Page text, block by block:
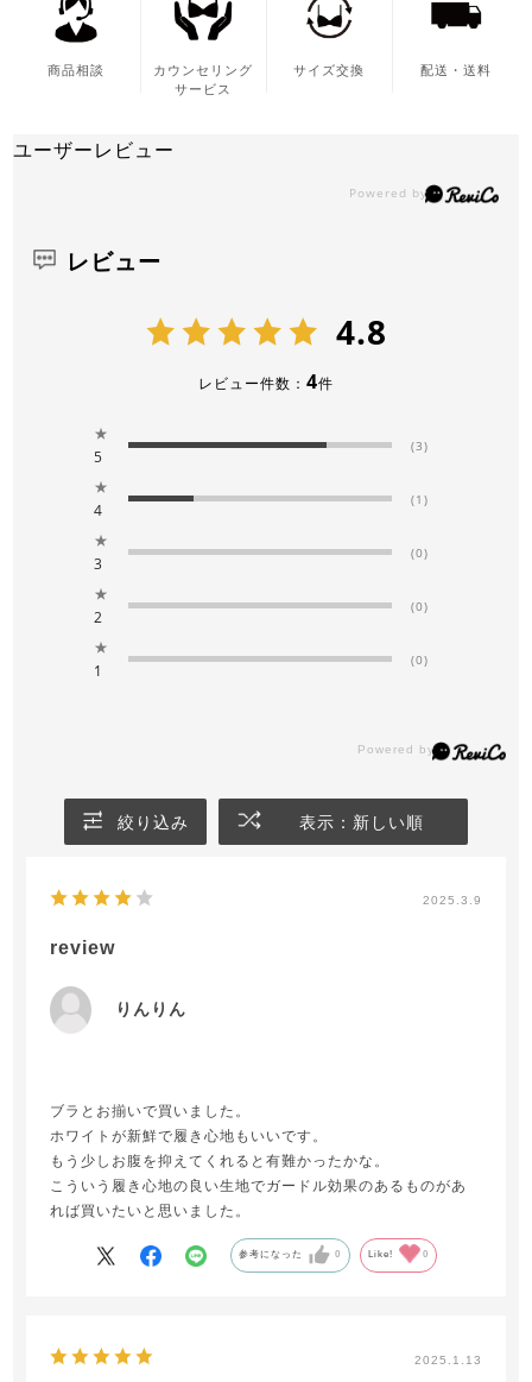
商品相談
カウンセリング
サービス
サイズ交換 配送・送料
ユーザーレビュー
レビュー
4.8
レビュー件数： 4件
★
5
(3)
★
4
(1)
★
3
(0)
★
2
(0)
★
1
(0)
絞り込み 表示：新しい順
2025.3.9
review
りんりん
ブラとお揃いで買いました。
ホワイトが新鮮で履き心地もいいです。
もう少しお腹を抑えてくれると有難かったかな。
こういう履き心地の良い生地でガードル効果のあるものがあ
れば買いたいと思いました。
参考になった 0 Like! 0
2025.1.13